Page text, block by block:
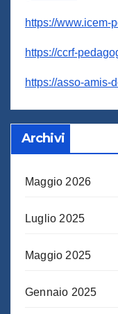
https://www.icem-
https://ccrf-
https://asso-amis-
Archivi
Maggio 2026
Luglio 2025
Maggio 2025
Gennaio 2025